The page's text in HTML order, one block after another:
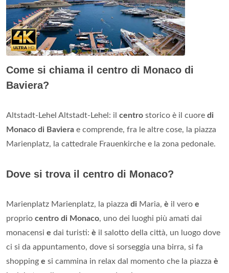
Come si chiama il centro di Monaco di
Baviera?
Altstadt-Lehel Altstadt-Lehel: il centro storico è il cuore di
Monaco di Baviera e comprende, fra le altre cose, la piazza
Marienplatz, la cattedrale Frauenkirche e la zona pedonale.
Dove si trova il centro di Monaco?
Marienplatz Marienplatz, la piazza di Maria, è il vero e
proprio centro di Monaco, uno dei luoghi più amati dai
monacensi e dai turisti: è il salotto della città, un luogo dove
ci si da appuntamento, dove si sorseggia una birra, si fa
shopping e si cammina in relax dal momento che la piazza è